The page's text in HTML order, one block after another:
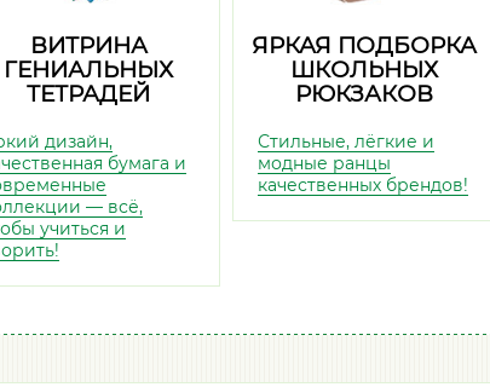
ВИТРИНА
ГЕНИАЛЬНЫХ
ТЕТРАДЕЙ
дизайн,
бумага и
— всё,
учиться и
ЯРКАЯ ПОДБОРКА
ШКОЛЬНЫХ
РЮКЗАКОВ
Стильные, лёгкие и
модные ранцы
качественных брендов!